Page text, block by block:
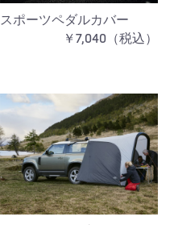
スポーツペダルカバー
￥7,040（税込）